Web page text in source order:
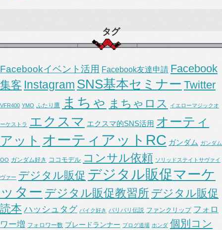
タグ
Facebookイベント活用 Facebook友達申請 Facebook
集客 Instagram SNS基本セミナー Twitter
VFR400 YMO ふたり鷹 まちゃ まちゃロス イエローマジックオ
ーケストラ エクスマ エクスマ的SNS活用 オーティ
アット オーティアットRC ガンダム ガンダム
OO ガンダム好き ココモデル コンサル依頼 ソリッドステイトサヴァイ
ヴァー デジタル販促 デジタル販促マーケ
ッター デジタル販促教習所 デジタル販促
読本 ハッシュタグ バイク好き バリバリ伝説 ファンクリップ フォロ
ワー増 フォロワー数 ブレードランナー ブログ道場 ホンダ 個別コン